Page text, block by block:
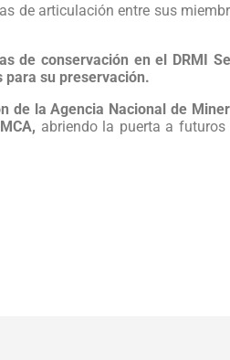
de articulación entre sus
de conservación en el DRMI
para su preservación.
de la Agencia Nacional de
abriendo la puerta a futuros